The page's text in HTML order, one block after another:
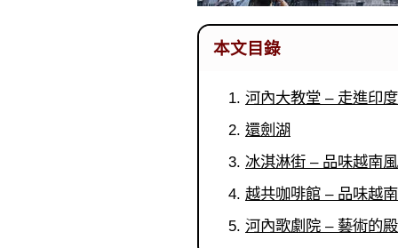
本文目錄
河內大教堂 – 走進印
還劍湖
冰淇淋街 – 品味越南
越共咖啡館 – 品味越
河內歌劇院 – 藝術的